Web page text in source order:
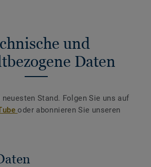
und
Daten
Stand. Folgen Sie uns auf
oder abonnieren Sie unseren